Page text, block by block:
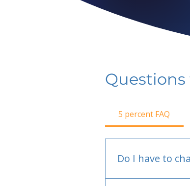
5 percent FAQ
Do I have to